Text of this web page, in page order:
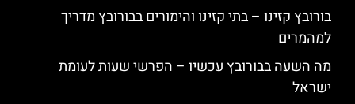
בורובץ קזינו – בתי קזינו והימורים בבורובץ מדריך
למהמרים
מה השעה בבורובץ עכשיו – הפרשי שעות לעומת
ישראל